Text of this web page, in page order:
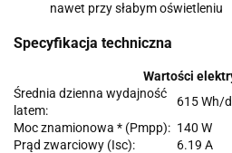
nawet przy słabym oświetleniu
Specyfikacja techniczna
Wartości
Średnia dzienna wydajność
latem:
615 Wh/d
Moc znamionowa * (Pmpp): 140 W
Prąd zwarciowy (Isc):
6.19 A